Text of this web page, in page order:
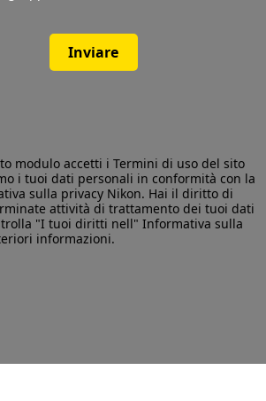
Inviare
modulo accetti iTermini di uso del sito
i tuoi dati personali in conformità con la
sulla privacy Nikon. Hai il diritto di
attività di trattamento dei tuoi dati
"I tuoi diritti nell" Informativa sulla
informazioni.